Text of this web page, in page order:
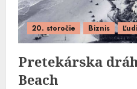
20. storočie Biznis
Pretekárska
Beach